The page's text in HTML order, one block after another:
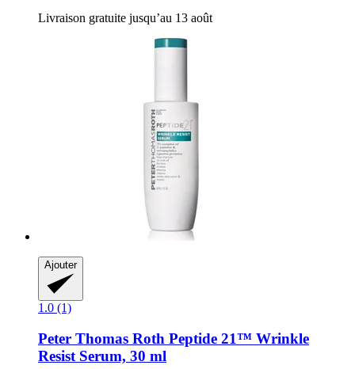
Livraison gratuite jusqu’au 13 août
Ajouter
1.0 (1)
Peter Thomas Roth Peptide 21™ Wrinkle
Resist Serum, 30 ml